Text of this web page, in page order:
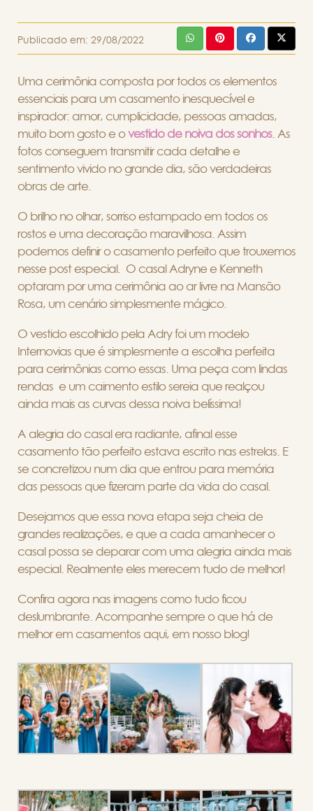
Publicado em: 29/08/2022
Uma cerimônia composta por todos os elementos
essenciais para um casamento inesquecível e
inspirador: amor, cumplicidade, pessoas amadas,
muito bom gosto e ovestido de noiva dos sonhos. As
fotos conseguem transmitir cada detalhe e
sentimento vivido no grande dia, são verdadeiras
obras de arte.
O brilho no olhar, sorriso estampado em todos os
rostos e uma decoração maravilhosa. Assim
podemos definir o casamento perfeito que trouxemos
nesse post especial. O casal Adryne e Kenneth
optaram por uma cerimônia ao ar livre na Mansão
Rosa, um cenário simplesmente mágico.
O vestido escolhido pela Adry foi um modelo
Internovias que é simplesmente a escolha perfeita
para cerimônias como essas. Uma peça com lindas
rendas e um caimento estilo sereia que realçou
ainda mais as curvas dessa noiva belíssima!
A alegria do casal era radiante, afinal esse
casamento tão perfeito estava escritonas estrelas. E
se concretizou num dia que entrou para memória
das pessoas que fizeram parte da vida do casal.
Desejamos que essa nova etapa seja cheia de
grandes realizações, e que a cada amanhecer o
casal possa se deparar com uma alegria ainda mais
especial. Realmente eles merecem tudo de melhor!
Confira agora nas imagens como tudo ficou
deslumbrante. Acompanhe sempre o que há de
melhor em casamentos aqui, em nosso blog!